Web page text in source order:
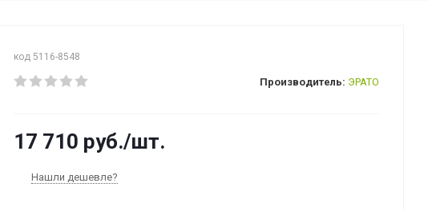
код 5116-8548
Производитель: ЭРАТО
17 710 руб./шт.
Нашли дешевле?